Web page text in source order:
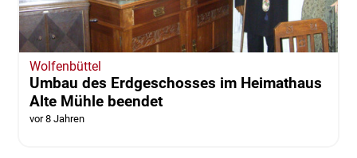
Wolfenbüttel
Umbau des Erdgeschosses im Heimathaus
Alte Mühle beendet
vor 8 Jahren